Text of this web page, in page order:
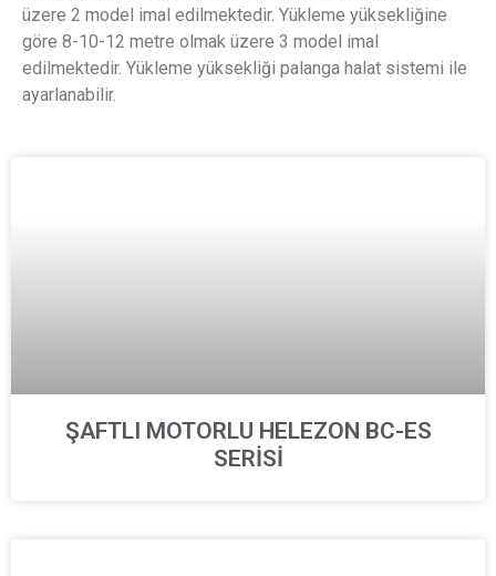
üzere 2 model imal edilmektedir. Yükleme yüksekliğine
göre 8-10-12 metre olmak üzere 3 model imal
edilmektedir. Yükleme yüksekliği palanga halat sistemi ile
ayarlanabilir.
ŞAFTLI MOTORLU HELEZON BC-ES
SERİSİ